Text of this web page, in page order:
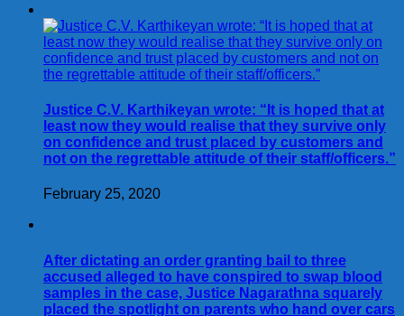
Justice C.V. Karthikeyan wrote: “It is hoped that at
least now they would realise that they survive only
on confidence and trust placed by customers and
not on the regrettable attitude of their staff/officers.”
February 25, 2020
After dictating an order granting bail to three
accused alleged to have conspired to swap blood
samples in the case, Justice Nagarathna squarely
placed the spotlight on parents who hand over cars